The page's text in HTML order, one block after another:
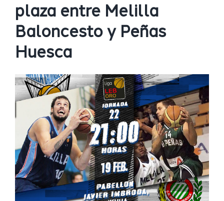
plaza entre Melilla
Baloncesto y Peñas
Huesca
Ver
imagen
grande